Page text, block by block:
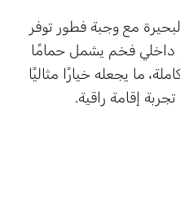
مع وجبة فطور توفر
فخم يشمل حمامًا
ما يجعله خيارًا مثاليًا
إقامة راقية.